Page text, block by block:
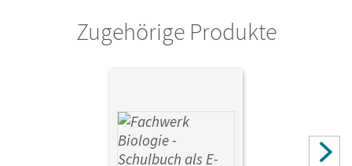
Zugehörige Produkte